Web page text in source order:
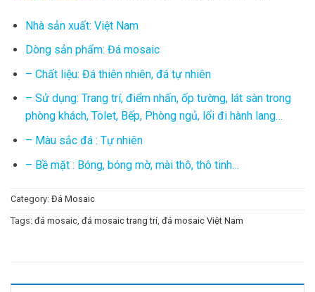
Nhà sản xuất: Việt Nam
Dòng sản phẩm: Đá mosaic
– Chất liệu: Đá thiên nhiên, đá tự nhiên
– Sử dụng: Trang trí, điểm nhấn, ốp tường, lát sàn trong
phòng khách, Tolet, Bếp, Phòng ngủ, lối đi hành lang…
– Màu sắc đá : Tự nhiên
– Bề mặt : Bóng, bóng mờ, mài thô, thô tinh…
Category: Đá Mosaic
Tags: đá mosaic, đá mosaic trang trí, đá mosaic Việt Nam